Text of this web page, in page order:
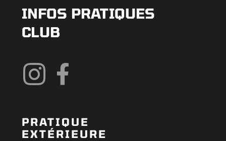
INFOS PRATIQUES
CLUB
PRATIQUE
EXTÉRIEURE